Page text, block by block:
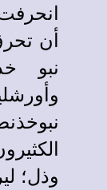
أن
نبو
وذل؛